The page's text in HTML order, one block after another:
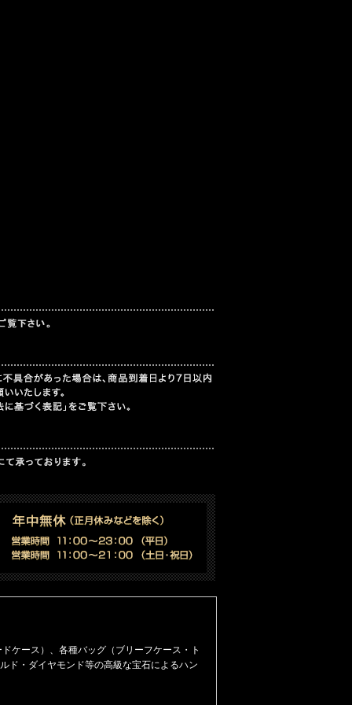
ケース） 、 各種バッグ（ブリーフケース・ト
ド・ダイヤモンド等の高級な宝石によるハン